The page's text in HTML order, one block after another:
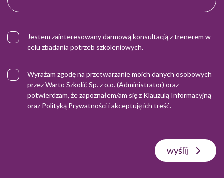
Jestem zainteresowany darmową konsultacją z trenerem w
celu zbadania potrzeb szkoleniowych.
Wyrażam zgodę na przetwarzanie moich danych osobowych
przez Warto Szkolić Sp. z o.o. (Administrator) oraz
potwierdzam, że zapoznałem/am się z Klauzulą Informacyjną
oraz Polityką Prywatnościi akceptuję ich treść.
wyślij